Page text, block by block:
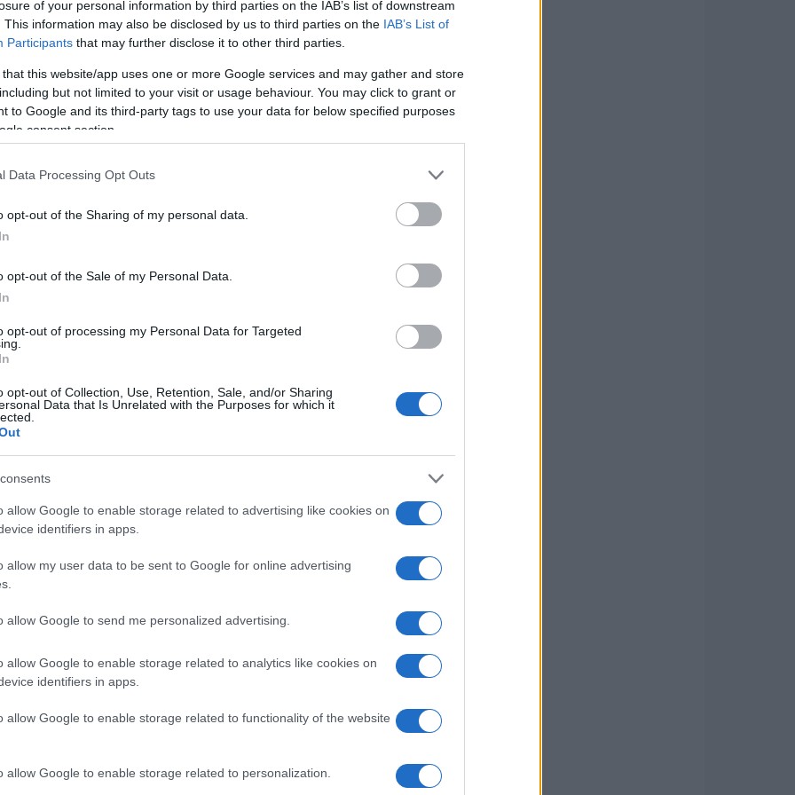
of your personal information by third parties on the IAB’s list of downstream
This information may also be disclosed by us to third parties on the IAB’s List of
Participants that may further disclose it to other third parties.
that this website/app uses one or more Google services and may gather and store
but not limited to your visit or usage behaviour. You may click to grant or
to Google and its third-party tags to use your data for below specified purposes
consent section.
Data Processing Opt Outs
opt-out of the Sharing of my personal data.
opt-out of the Sale of my Personal Data.
opt-out of processing my Personal Data for Targeted
opt-out of Collection, Use, Retention, Sale, and/or Sharing
Data that Is Unrelated with the Purposes for which it
allow Google to enable storage related to advertising like cookies on
identifiers in apps.
allow my user data to be sent to Google for online advertising
allow Google to send me personalized advertising.
allow Google to enable storage related to analytics like cookies on
identifiers in apps.
allow Google to enable storage related to functionality of the website
allow Google to enable storage related to personalization.
maggiore sicurezza
è la promozione di attività di
piste. Questo include corsi e programmi di
settore. Inoltre, la fondazione si impegnerà
a migliorare i materiali e i dispositivi
La conoscenza dei problemi legati
trovare soluzioni efficaci e innovative.
per gli sportivi
della fondazione è l’assistenza psicologica
sulle piste. La fondazione intende
per offrire supporto a chi ne ha bisogno,
sull’importanza della sicurezza nello sci e
approccio olistico è fondamentale per